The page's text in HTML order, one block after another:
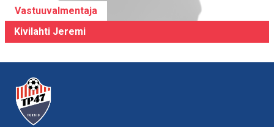
Vastuuvalmentaja
Kivilahti Jeremi